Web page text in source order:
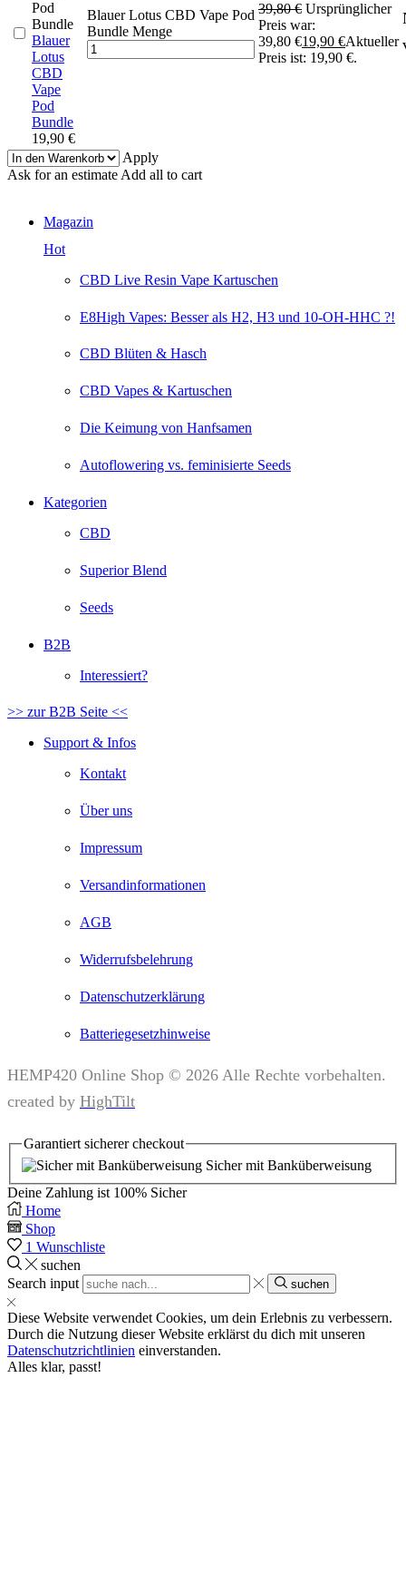
Blauer
Lotus
CBD
Vape
Pod
Bundle
19,90 €
Blauer Lotus CBD Vape Pod
Bundle Menge
39,80€ Ursprünglicher
Preis war:
39,80 €19,90 €Aktueller
Preis ist: 19,90 €.
Apply
Ask for an estimateAdd all to cart
Magazin
Hot
CBD Live Resin Vape Kartuschen
E8High Vapes: Besser als H2, H3 und 10-OH-HHC ?!
CBD Blüten & Hasch
CBD Vapes & Kartuschen
Die Keimung von Hanfsamen
Autoflowering vs. feminisierte Seeds
Kategorien
CBD
Superior Blend
Seeds
B2B
Interessiert?
>> zur B2B Seite <<
Support & Infos
Kontakt
Über uns
Impressum
Versandinformationen
AGB
Widerrufsbelehrung
Datenschutzerklärung
Batteriegesetzhinweise
HEMP420 Online Shop © 2026 Alle Rechte vorbehalten.
created by HighTilt
Garantiert sicherercheckout
Sicher mit Banküberweisung
Deine Zahlung ist 100% Sicher
Home
Shop
1 Wunschliste
suchen
Search input
suchen
Diese Website verwendet Cookies, um dein Erlebnis zu verbessern.
Durch die Nutzung dieser Website erklärst du dich mit unseren
Datenschutzrichtlinien einverstanden.
Alles klar, passt!